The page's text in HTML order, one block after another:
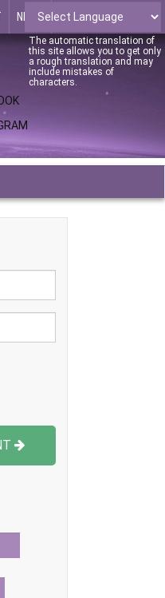
NEWS
The automatic translation of
this site allows you to get only
a rough translation and may
include mistakes of
characters.